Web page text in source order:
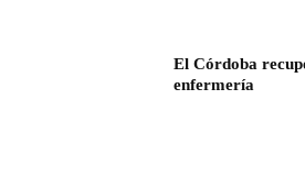
El Córdoba
enfermería